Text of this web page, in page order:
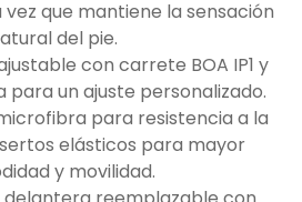
que mantiene la sensación
del pie.
con carrete BOA IP1 y
un ajuste personalizado.
para resistencia a la
elásticos para mayor
y movilidad.